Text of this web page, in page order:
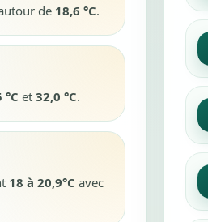
de 18,6 °C.
°C et 32,0 °C.
18 à 20,9°C avec